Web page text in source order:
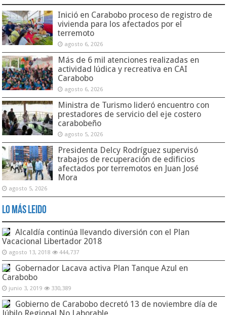
Inició en Carabobo proceso de registro de
vivienda para los afectados por el
terremoto
agosto 6, 2026
Más de 6 mil atenciones realizadas en
actividad lúdica y recreativa en CAI
Carabobo
agosto 6, 2026
Ministra de Turismo lideró encuentro con
prestadores de servicio del eje costero
carabobeño
agosto 5, 2026
Presidenta Delcy Rodríguez supervisó
trabajos de recuperación de edificios
afectados por terremotos en Juan José
Mora
agosto 5, 2026
Lo Más Leido
Alcaldía continúa llevando diversión con el Plan
Vacacional Libertador 2018
agosto 13, 2018 444,737
Gobernador Lacava activa Plan Tanque Azul en
Carabobo
junio 3, 2019 330,389
Gobierno de Carabobo decretó 13 de noviembre día de